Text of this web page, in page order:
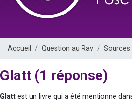
Accueil Question au Rav
Glatt (1 réponse)
Glatt est un livre qui a été mentionné